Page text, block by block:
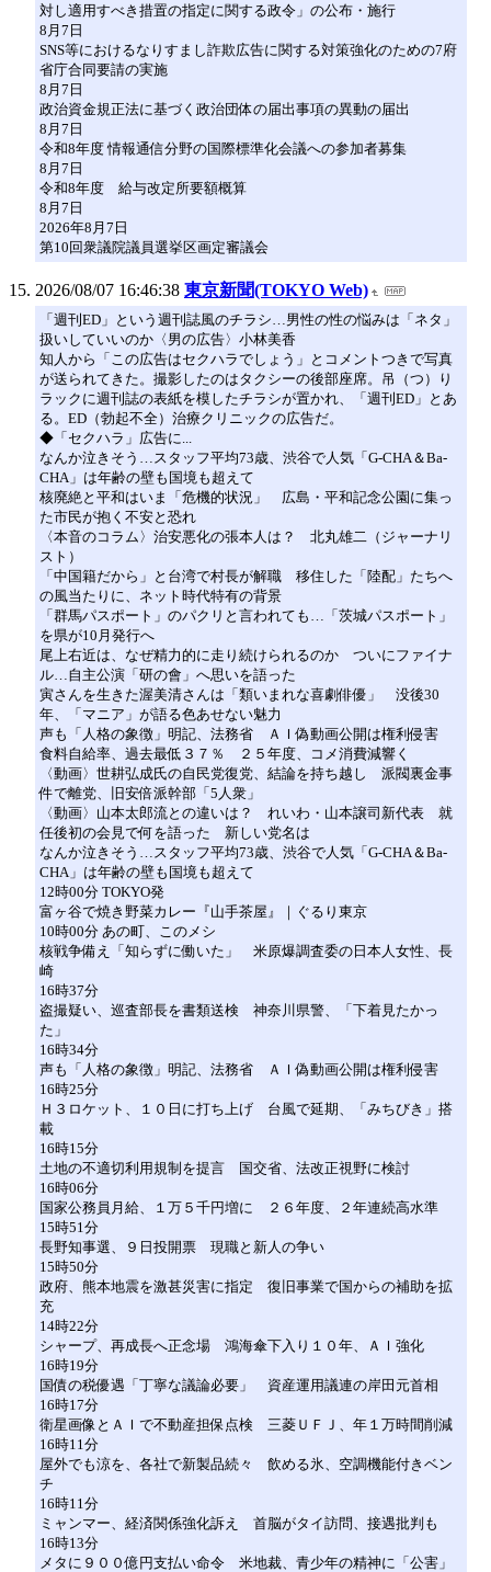
対し適用すべき措置の指定に関する政令」の公布・施行
8月7日
SNS等におけるなりすまし詐欺広告に関する対策強化のための7府
省庁合同要請の実施
8月7日
政治資金規正法に基づく政治団体の届出事項の異動の届出
8月7日
令和8年度 情報通信分野の国際標準化会議への参加者募集
8月7日
令和8年度 給与改定所要額概算
8月7日
2026年8月7日
第10回衆議院議員選挙区画定審議会
2026/08/07 16:46:38 東京新聞(TOKYO Web)
「週刊ED」という週刊誌風のチラシ…男性の性の悩みは「ネタ」
扱いしていいのか〈男の広告〉小林美香
知人から「この広告はセクハラでしょう」とコメントつきで写真
が送られてきた。撮影したのはタクシーの後部座席。吊（つ）り
ラックに週刊誌の表紙を模したチラシが置かれ、「週刊ED」とあ
る。ED（勃起不全）治療クリニックの広告だ。
◆「セクハラ」広告に...
なんか泣きそう…スタッフ平均73歳、渋谷で人気「G-CHA＆Ba-
CHA」は年齢の壁も国境も超えて
核廃絶と平和はいま「危機的状況」 広島・平和記念公園に集っ
た市民が抱く不安と恐れ
〈本音のコラム〉治安悪化の張本人は？ 北丸雄二（ジャーナリ
スト）
「中国籍だから」と台湾で村長が解職 移住した「陸配」たちへ
の風当たりに、ネット時代特有の背景
「群馬パスポート」のパクリと言われても…「茨城パスポート」
を県が10月発行へ
尾上右近は、なぜ精力的に走り続けられるのか ついにファイナ
ル…自主公演「研の會」へ思いを語った
寅さんを生きた渥美清さんは「類いまれな喜劇俳優」 没後30
年、「マニア」が語る色あせない魅力
声も「人格の象徴」明記、法務省 ＡＩ偽動画公開は権利侵害
食料自給率、過去最低３７％ ２５年度、コメ消費減響く
〈動画〉世耕弘成氏の自民党復党、結論を持ち越し 派閥裏金事
件で離党、旧安倍派幹部「5人衆」
〈動画〉山本太郎流との違いは？ れいわ・山本譲司新代表 就
任後初の会見で何を語った 新しい党名は
なんか泣きそう…スタッフ平均73歳、渋谷で人気「G-CHA＆Ba-
CHA」は年齢の壁も国境も超えて
12時00分 TOKYO発
富ヶ谷で焼き野菜カレー『山手茶屋』｜ぐるり東京
10時00分 あの町、このメシ
核戦争備え「知らずに働いた」 米原爆調査委の日本人女性、長
崎
16時37分
盗撮疑い、巡査部長を書類送検 神奈川県警、「下着見たかっ
た」
16時34分
声も「人格の象徴」明記、法務省 ＡＩ偽動画公開は権利侵害
16時25分
Ｈ３ロケット、１０日に打ち上げ 台風で延期、「みちびき」搭
載
16時15分
土地の不適切利用規制を提言 国交省、法改正視野に検討
16時06分
国家公務員月給、１万５千円増に ２６年度、２年連続高水準
15時51分
長野知事選、９日投開票 現職と新人の争い
15時50分
政府、熊本地震を激甚災害に指定 復旧事業で国からの補助を拡
充
14時22分
シャープ、再成長へ正念場 鴻海傘下入り１０年、ＡＩ強化
16時19分
国債の税優遇「丁寧な議論必要」 資産運用議連の岸田元首相
16時17分
衛星画像とＡＩで不動産担保点検 三菱ＵＦＪ、年１万時間削減
16時11分
屋外でも涼を、各社で新製品続々 飲める氷、空調機能付きベン
チ
16時11分
ミャンマー、経済関係強化訴え 首脳がタイ訪問、接遇批判も
16時13分
メタに９００億円支払い命令 米地裁、青少年の精神に「公害」